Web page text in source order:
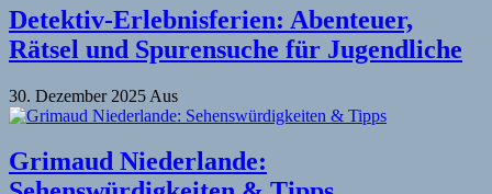
Detektiv-Erlebnisferien: Abenteuer,
Rätsel und Spurensuche für Jugendliche
30. Dezember 2025 Aus
Grimaud Niederlande: